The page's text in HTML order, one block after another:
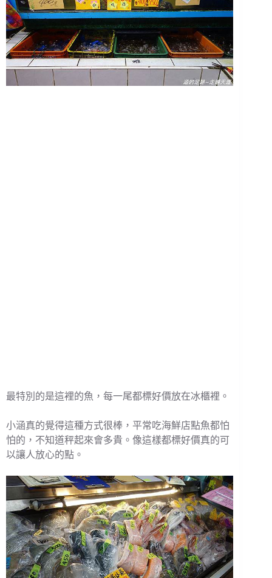
最特別的是這裡的魚，每一尾都標好價放在冰櫃裡。
小涵真的覺得這種方式很棒，平常吃海鮮店點魚都怕
怕的，不知道秤起來會多貴。像這樣都標好價真的可
以讓人放心的點。